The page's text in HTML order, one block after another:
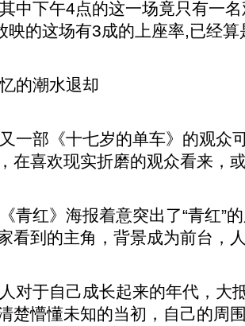
中下午4点的这一场竟只有一
映的这场有3成的上座率,已经
潮水退却
部《十七岁的单车》的观众
在喜欢现实折磨的观众看来，
青红》海报着意突出了“青红”
看到的主角，背景成为前台，
于自己成长起来的年代，大
楚懵懂未知的当初，自己的周